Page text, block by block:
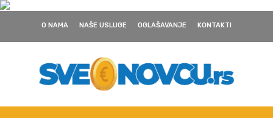
O NAMA NAŠE USLUGE OGLAŠAVANJE KONTAKTI